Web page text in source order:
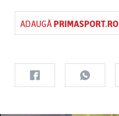
ADAUGĂ PRIMASPORT.RO